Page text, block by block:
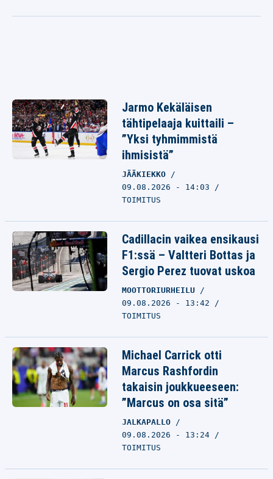
Jarmo Kekäläisen
tähtipelaaja kuittaili –
”Yksi tyhmimmistä
ihmisistä”
JÄÄKIEKKO
09.08.2026 - 14:03
TOIMITUS
Cadillacin vaikea ensikausi
F1:ssä – Valtteri Bottas ja
Sergio Perez tuovat uskoa
MOOTTORIURHEILU
09.08.2026 - 13:42
TOIMITUS
Michael Carrick otti
Marcus Rashfordin
takaisin joukkueeseen:
”Marcus on osa sitä”
JALKAPALLO
09.08.2026 - 13:24
TOIMITUS